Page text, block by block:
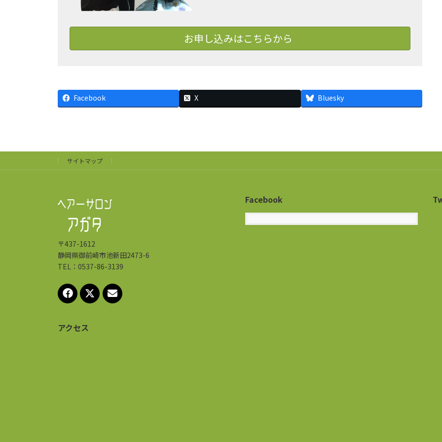
お申し込みはこちらから
Facebook X Bluesky
サイトマップ
〒437-1612
静岡県御前崎市池新田2473-6
TEL：0537-86-3139
アクセス
Facebook